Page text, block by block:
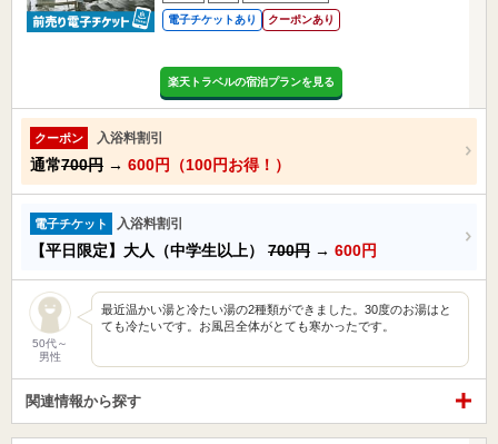
電子チケットあり クーポンあり
楽天トラベルの宿泊プランを見る
クーポン 入浴料割引
通常700円 → 600円（100円お得！）
電子チケット 入浴料割引
【平日限定】大人（中学生以上） 700円 → 600円
50代～
男性
最近温かい湯と冷たい湯の2種類ができました。30度のお湯はと
ても冷たいです。お風呂全体がとても寒かったです。
関連情報から探す